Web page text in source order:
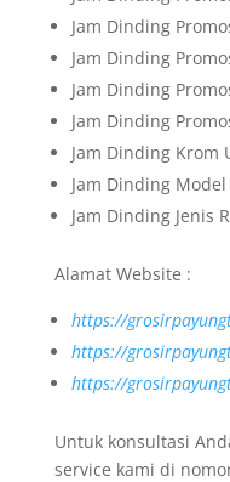
Jam Dinding
Jam Dinding
Jam Dinding
Jam Dinding
Jam Dinding Krom
Jam Dinding
Jam Dinding Jenis
Alamat Website :
https://
https://
https://
Untuk konsultasi
service kami di